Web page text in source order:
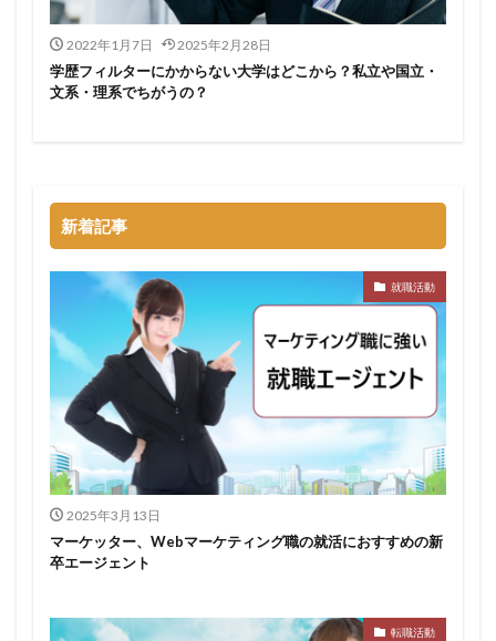
2022年1月7日 2025年2月28日
学歴フィルターにかからない大学はどこから？私立や国立・
文系・理系でちがうの？
新着記事
就職活動
2025年3月13日
マーケッター、Webマーケティング職の就活におすすめの新
卒エージェント
転職活動